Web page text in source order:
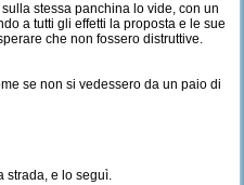
stessa panchina lo vide, con un
a tutti gli effetti la proposta e le sue
che non fossero distruttive.
se non si vedessero da un paio di
strada, e lo seguì.